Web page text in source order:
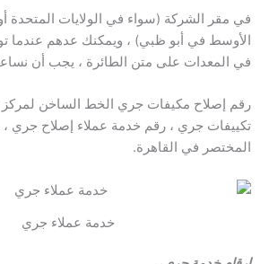
في مقر الشركة (سواء في الولايات المتحدة
الأوسط في أبو ظبي) ، ويمكنك عدهم عندما
في المعدات على متن الطائرة ، يجب أن
رقم إصلاح مكيفات جري الخط الساخن لمركز
تكييفات جري ، رقم خدمة عملاء إصلاح جري ،
المختصر في القاهرة.
خدمة عملاء جري